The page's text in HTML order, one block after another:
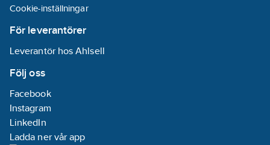
Cookie-inställningar
För leverantörer
Leverantör hos Ahlsell
Följ oss
Facebook
Instagram
LinkedIn
Ladda ner vår app